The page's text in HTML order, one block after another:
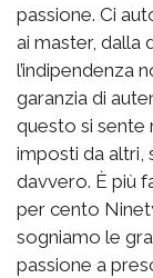
passione. Ci
ai master, dalla
l’indipendenza
garanzia di
questo si sente
imposti da altri,
davvero. È più
per cento
sogniamo le
passione a